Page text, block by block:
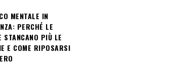
MENTALE IN
PERCHÉ LE
STANCANO PIÙ LE
E COME RIPOSARSI